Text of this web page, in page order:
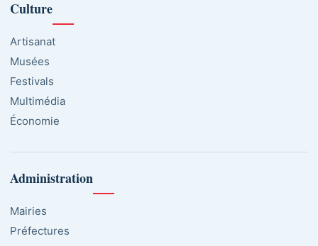
Culture
Artisanat
Musées
Festivals
Multimédia
Économie
Administration
Mairies
Préfectures